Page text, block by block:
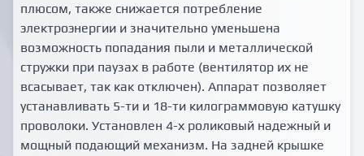
плюсом, также снижается потребление
электроэнергии и значительно уменьшена
возможность попадания пыли и металлической
стружки при паузах в работе (вентилятор их не
всасывает, так как отключен). Аппарат позволяет
устанавливать 5-ти и 18-ти килограммовую катушку
проволоки. Установлен 4-х роликовый надежный и
мощный подающий механизм. На задней крышке